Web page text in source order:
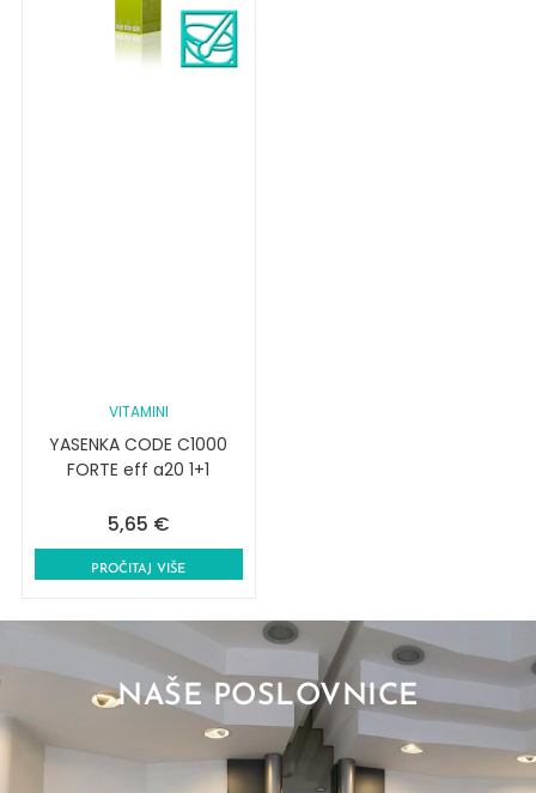
VITAMINI
YASENKA CODE C1000
FORTE eff a20 1+1
5,65 €
PROČITAJ VIŠE
NAŠE POSLOVNICE